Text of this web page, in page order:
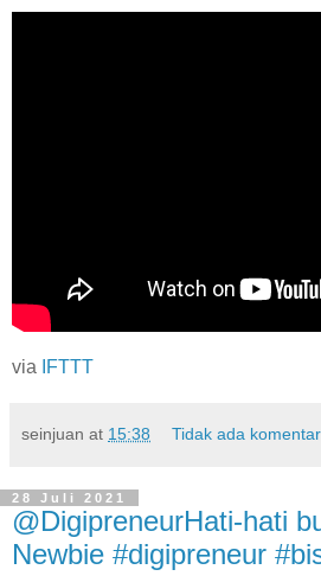
via IFTTT
seinjuan at 15:38 Tidak ada
28 Juli 2021
@DigipreneurHati-hati
Newbie #digipreneur